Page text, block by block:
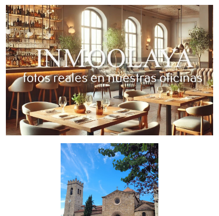
neveras verticales,1 mesa de trabajo de acero inoxidable de
2 '5 m ,1 lavavajillas,1 microondas,1 salamandra ,1 nevera
vertical de dos puertas,1 expositora para comida de frío,1
fuente de agua,1 nevera botellero de dos puertas,1
amasadora,1 nevera botellero de dos puertas ,1 TPV ,1
mueble cafetero... todo el mobiliario y menaje . Tiene 2
baños y uno de ellos es adaptado. Se puede comenzar a
trabajar desde el primer día.
Traspaso por 115.000 y Alquiler por 800 + IVA. Sujeto a 10
Años de contrato.
Contáctenos para más información y/o Agendar una cita en
nuestras oficinas.
Gestiona InmoOlaya
InmoOlaya, agencia líder en traspasos de hotelería, póngase
en contacto con nosotros, o visite nuestro portal;
encontrará la mayor selección de restaurantes y negocios de
hostelería en traspaso de Barcelona. Un asesor le
acompañara en todo el proceso, ahorrando tiempo y
seleccionando los mejores negocios para su proyecto.